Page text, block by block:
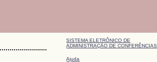
SISTEMA ELETRÔNICO DE
ADMINISTRAÇÃO DE CONFERÊNCIAS
Ajuda